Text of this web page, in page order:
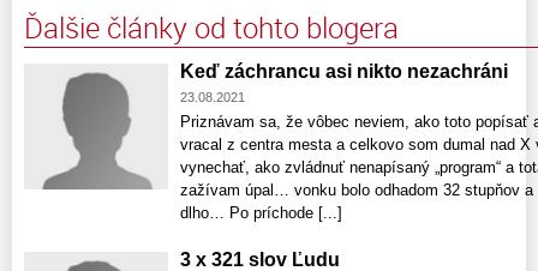
Ďalšie články od tohto blogera
Keď záchrancu asi nikto nezachráni
23.08.2021
Priznávam sa, že vôbec neviem, ako toto
vracal z centra mesta a celkovo som dumal nad
vynechať, ako zvládnuť nenapísaný „program“ a
zažívam úpal… vonku bolo odhadom 32 stupňov
dlho… Po príchode [...]
3 x 321 slov Ľudu